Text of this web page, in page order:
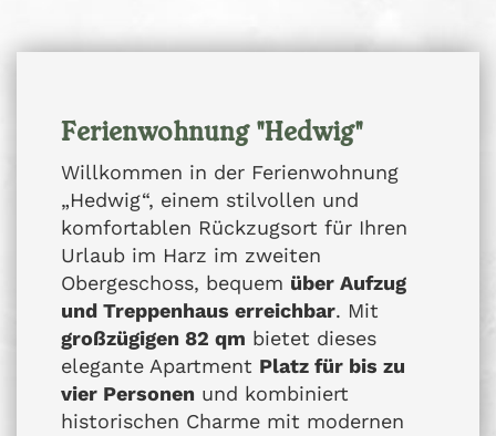
Ferienwohnung "Hedwig"
Willkommen in der Ferienwohnung
„Hedwig“, einem stilvollen und
komfortablen Rückzugsort für Ihren
Urlaub im Harz im zweiten
Obergeschoss, bequem über Aufzug
und Treppenhaus erreichbar. Mit
großzügigen 82 qm bietet dieses
elegante Apartment Platz für bis zu
vier Personen und kombiniert
historischen Charme mit modernen